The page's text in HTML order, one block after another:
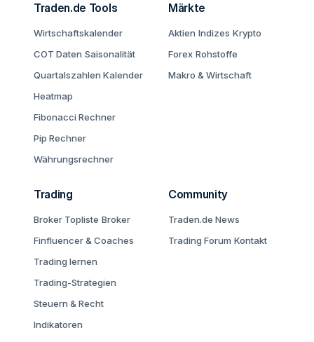
Traden.de Tools
Wirtschaftskalender
COT Daten Saisonalität
Quartalszahlen Kalender
Heatmap
Fibonacci Rechner
Pip Rechner
Währungsrechner
Märkte
Aktien Indizes Krypto
Forex Rohstoffe
Makro & Wirtschaft
Trading
Broker Topliste Broker
Finfluencer & Coaches
Trading lernen
Trading-Strategien
Steuern & Recht
Indikatoren
Community
Traden.de News
Trading Forum Kontakt